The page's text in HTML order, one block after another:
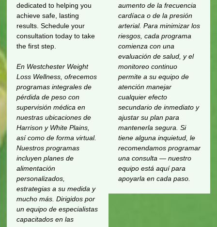
dedicated to helping you
achieve safe, lasting
results. Schedule your
consultation today to take
the first step.
En Westchester Weight
Loss Wellness, ofrecemos
programas integrales de
pérdida de peso con
supervisión médica en
nuestras ubicaciones de
Harrison y White Plains,
así como de forma virtual.
Nuestros programas
incluyen planes de
alimentación
personalizados,
estrategias a su medida y
mucho más. Dirigidos por
un equipo de especialistas
capacitados en las
aumento de la frecuencia
cardíaca o de la presión
arterial. Para minimizar los
riesgos, cada programa
comienza con una
evaluación de salud, y el
monitoreo continuo
permite a su equipo de
atención manejar
cualquier efecto
secundario de inmediato y
ajustar su plan para
mantenerla segura. Si
tiene alguna inquietud, le
recomendamos programar
una consulta — nuestro
equipo está aquí para
apoyarla en cada paso.